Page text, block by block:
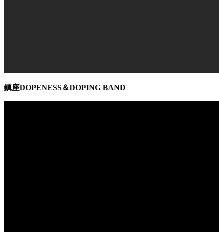
鎮座DOPENESS＆DOPING BAND